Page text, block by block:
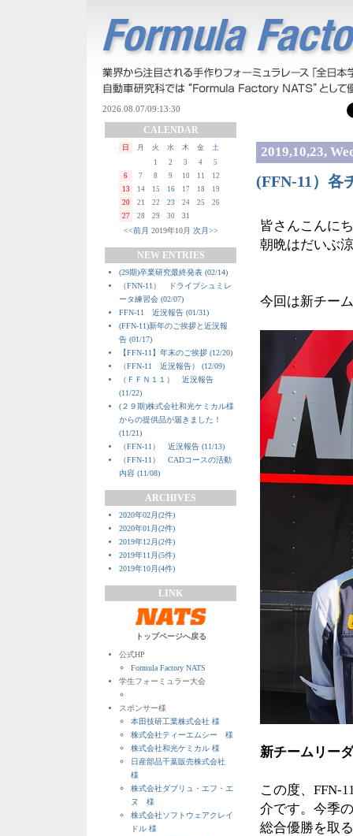
CALENDAR
日 月 火 水 木 金
土
1
2 3 4
5
6
7 8 9 10 11
12
13
14 15 16 17 18
19
20
21 22 23 24 25
26
27
28 29 30 31
<<前月 2019年10月 次月>>
NEW ENTRIES
(29期)卒業研究最終発表 (02/14)
（FNN-11） ドライブシュミレ
ータ練習会 (02/07)
FFN-11 近況報告 (01/31)
(FFN-11)新年のご挨拶と近況報
告 (01/17)
【FFN-11】年末のご挨拶 (12/20)
（FFN-11 近況報告） (12/09)
（ＦＦＮ１１） 近況報告
(11/22)
(２９期)株式会社和光ケミカル様
からの提供品が届きました！
(11/21)
（FFN-11） 近況報告 (11/13)
（FFN-11） CADコースの活動
内容 (11/08)
ARCHIVES
2020年02月(2件)
2020年01月(2件)
2019年12月(2件)
2019年11月(5件)
2019年10月(4件)
LINK
トップページへ戻る
公式HP
Formula Factory NATS
学生フォーミュラー大会
スポンサー様
本田技研工業株式会社 様
株式会社ティーエムシー 様
株式会社和光ケミカル 様
日産部品千葉販売株式会社
様
株式会社ダブリュ・エフ・エ
ヌ 様
株式会社ソフトウェアクレイ
ドル 様
2019,10,23,
(FFN-11）各
皆さんこんに
朝晩はだいぶ
今回は新チー
新チームリ
この度、FFN-
介です。今季
総合優勝を取